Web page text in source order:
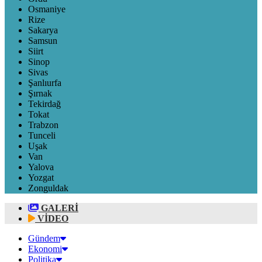
Osmaniye
Rize
Sakarya
Samsun
Siirt
Sinop
Sivas
Şanlıurfa
Şırnak
Tekirdağ
Tokat
Trabzon
Tunceli
Uşak
Van
Yalova
Yozgat
Zonguldak
GALERİ
VİDEO
Gündem
Ekonomi
Politika